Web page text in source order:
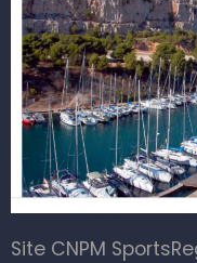
Site CNPM